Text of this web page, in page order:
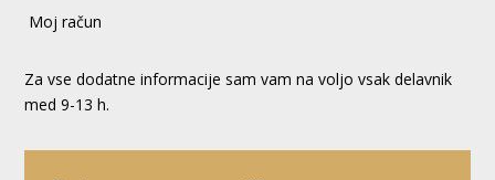
Moj račun
Za vse dodatne informacije sam vam na voljo vsak delavnik
med 9-13 h.